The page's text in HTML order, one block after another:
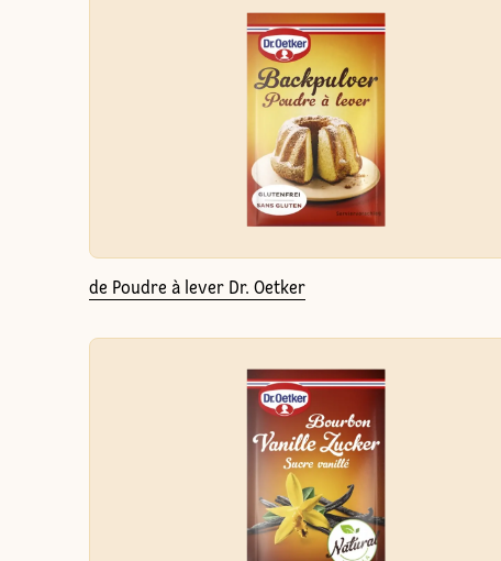
de Poudre à lever Dr. Oetker